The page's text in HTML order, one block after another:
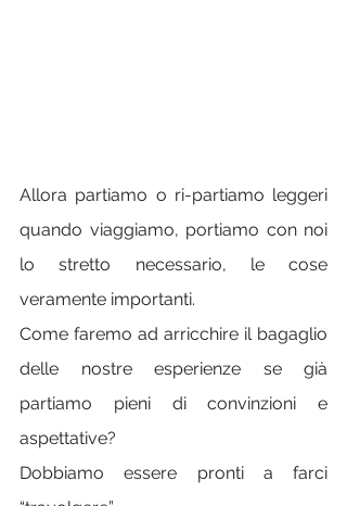
Allora partiamo o ri-partiamo leggeri
quando viaggiamo, portiamo con noi
lo stretto necessario, le cose
veramente importanti.
Come faremo ad arricchire il bagaglio
delle nostre esperienze se già
partiamo pieni di convinzioni e
aspettative?
Dobbiamo essere pronti a farci